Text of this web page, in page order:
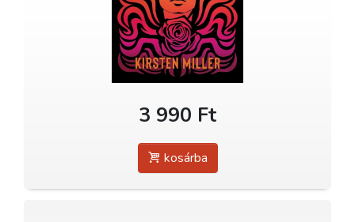
3 990 Ft
kosárba